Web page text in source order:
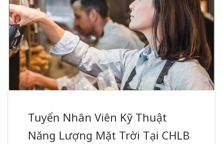
Tuyển Nhân Viên Kỹ Thuật
Năng Lượng Mặt Trời Tại CHLB